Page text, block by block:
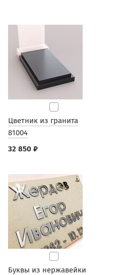
Цветник из гранита
81004
32 850 ₽
Буквы из нержавейки